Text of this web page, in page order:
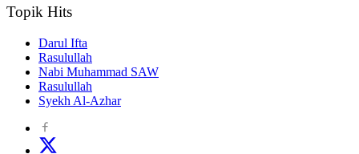
Topik Hits
Darul Ifta
Rasulullah
Nabi Muhammad SAW
Rasulullah
Syekh Al-Azhar